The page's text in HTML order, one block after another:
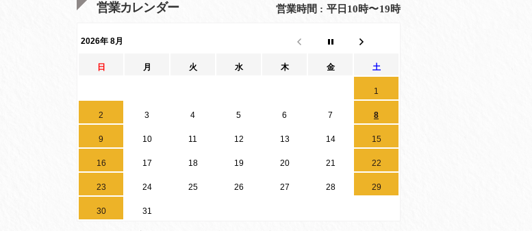
営業カレンダー
2026年 8月
日 月 火 水 木 金 土
1
2 3 4 5 6 7 8
9 10 11 12 13 14 15
16 17 18 19 20 21 22
23 24 25 26 27 28 29
30 31